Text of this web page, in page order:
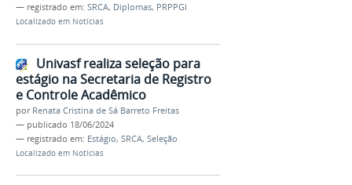
— registrado em: SRCA, Diplomas, PRPPGI
Localizado em Notícias
Univasf realiza seleção para
estágio na Secretaria de Registro
e Controle Acadêmico
por Renata Cristina de Sá Barreto Freitas
— publicado 18/06/2024
— registrado em: Estágio, SRCA, Seleção
Localizado em Notícias